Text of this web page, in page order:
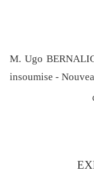
M. Ugo
insoumise -